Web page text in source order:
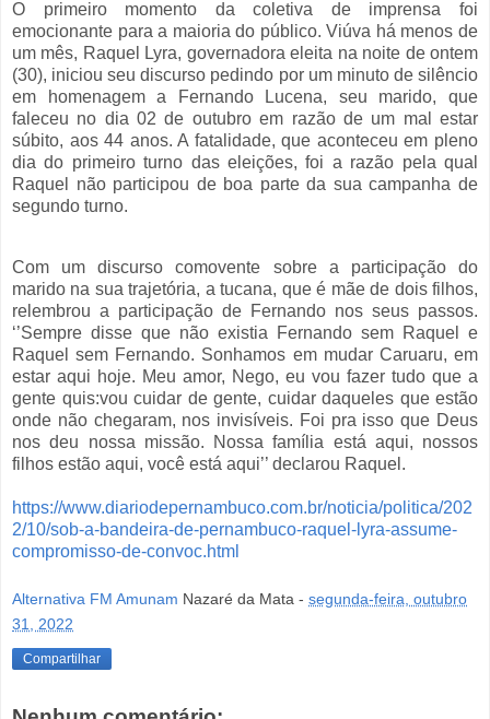
O primeiro momento da coletiva de imprensa foi
emocionante para a maioria do público. Viúva há menos de
um mês, Raquel Lyra, governadora eleita na noite de ontem
(30), iniciou seu discurso pedindo por um minuto de silêncio
em homenagem a Fernando Lucena, seu marido, que
faleceu no dia 02 de outubro em razão de um mal estar
súbito, aos 44 anos. A fatalidade, que aconteceu em pleno
dia do primeiro turno das eleições, foi a razão pela qual
Raquel não participou de boa parte da sua campanha de
segundo turno.
Com um discurso comovente sobre a participação do
marido na sua trajetória, a tucana, que é mãe de dois filhos,
relembrou a participação de Fernando nos seus passos.
‘’Sempre disse que não existia Fernando sem Raquel e
Raquel sem Fernando. Sonhamos em mudar Caruaru, em
estar aqui hoje. Meu amor, Nego, eu vou fazer tudo que a
gente quis:vou cuidar de gente, cuidar daqueles que estão
onde não chegaram, nos invisíveis. Foi pra isso que Deus
nos deu nossa missão. Nossa família está aqui, nossos
filhos estão aqui, você está aqui’’ declarou Raquel.
https://www.diariodepernambuco.com.br/noticia/politica/202
2/10/sob-a-bandeira-de-pernambuco-raquel-lyra-assume-
compromisso-de-convoc.html
Alternativa FM Amunam Nazaré da Mata - segunda-feira, outubro
31, 2022
Compartilhar